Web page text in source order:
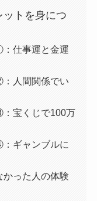
ットを身につ
仕事運と金運
人間関係でい
宝くじで100万
ギャンブルに
かった人の体験